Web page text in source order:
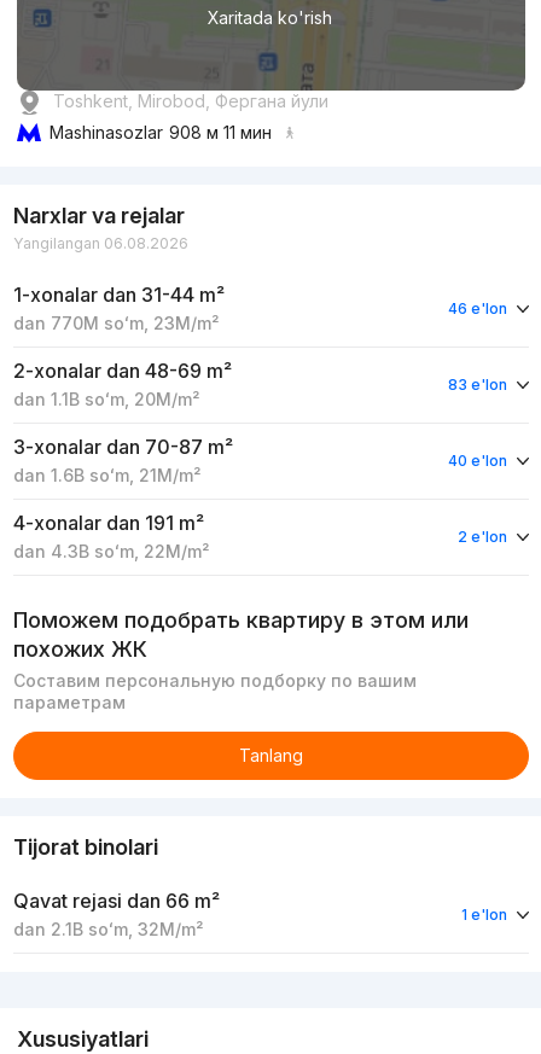
Xaritada ko'rish
Toshkent, Mirobod, Фергана йули
Mashinasozlar 908 м 11 мин
Narxlar va rejalar
Yangilangan 06.08.2026
1-xonalar dan 31-44 m²
dan 770M soʻm, 23M/m²
46 e'lon
2-xonalar dan 48-69 m²
dan 1.1B soʻm, 20M/m²
83 e'lon
3-xonalar dan 70-87 m²
dan 1.6B soʻm, 21M/m²
40 e'lon
4-xonalar dan 191 m²
dan 4.3B soʻm, 22M/m²
2 e'lon
Поможем подобрать квартиру в этом или
похожих ЖК
Составим персональную подборку по вашим
параметрам
Tanlang
Tijorat binolari
Qavat rejasi dan 66 m²
dan 2.1B soʻm, 32M/m²
1 e'lon
Xususiyatlari